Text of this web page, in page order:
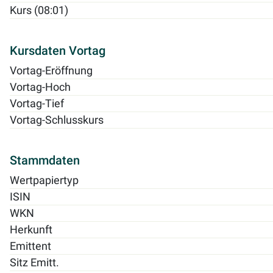
Kurs (08:01)
Kursdaten Vortag
Vortag-Eröffnung
Vortag-Hoch
Vortag-Tief
Vortag-Schlusskurs
Stammdaten
Wertpapiertyp
ISIN
WKN
Herkunft
Emittent
Sitz Emitt.